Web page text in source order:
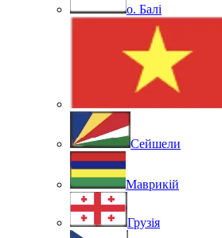
о. Балі
Сейшели
Маврикій
Грузія